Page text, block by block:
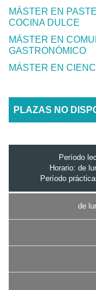
MÁSTER EN
COCINA DULCE
MÁSTER EN
GASTRONÓMICO
MÁSTER EN
PLAZAS NO
Período
Horario: de
Período
de